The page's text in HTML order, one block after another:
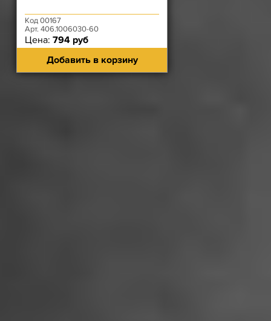
Код 00167
Арт. 406.1006030-60
Цена: 794 руб
Добавить в корзину